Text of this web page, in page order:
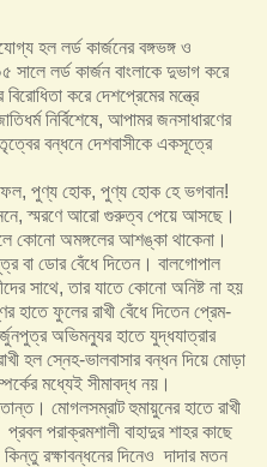
হল লর্ড কার্জনের বঙ্গভঙ্গ ও
সালে লর্ড কার্জন বাংলাকে দুভাগ করে
করে দেশপ্রেমের মন্ত্রে
নির্বিশেষে, আপামর জনসাধারণের
বন্ধনে দেশবাসীকে একসূত্রে
ফল, পুণ্য হোক, পুণ্য হোক হে ভগবান!
মননে, স্মরণে আরো গুরুত্ব পেয়ে আসছে।
কোনো অমঙ্গলের আশঙ্কা থাকেনা।
বা ডোর বেঁধে দিতেন। বালগোপাল
সাথে, তার যাতে কোনো অনিষ্ট না হয়
ফুলের রাখী বেঁধে দিতেন প্রেম-
অভিমন্যুর হাতে যুদ্ধযাত্রার
হল স্নেহ-ভালবাসার বন্ধন দিয়ে মোড়া
মধ্যেই সীমাবদ্ধ নয়।
মোগলসম্রাট হুমায়ুনের হাতে রাখী
পরাক্রমশালী বাহাদুর শাহর কাছে
রক্ষাবন্ধনের দিনেও দাদার মতন